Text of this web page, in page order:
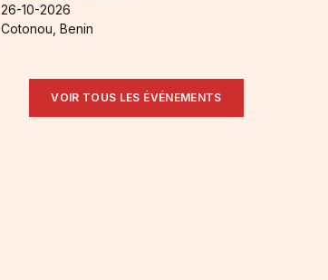
26-10-2026
Cotonou, Benin
VOIR TOUS LES ÉVÉNEMENTS